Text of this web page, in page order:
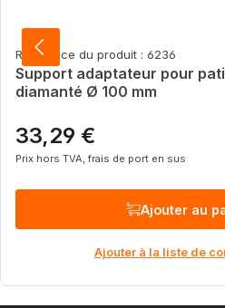
Référence du produit : 6236
Support adaptateur pour
diamanté Ø 100 mm
Prix régulier :
33,29 €
Prix hors TVA, frais de port en sus
Ajouter au
Ajouter à la liste de